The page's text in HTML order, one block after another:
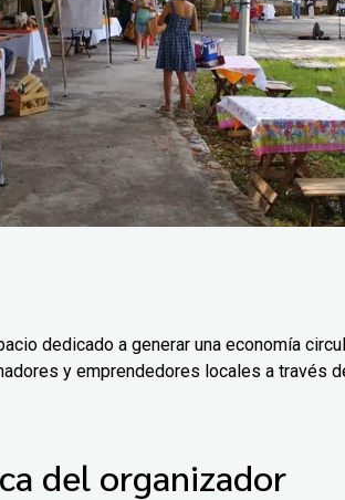
dedicado a generar una economía
y emprendedores locales a través
del organizador